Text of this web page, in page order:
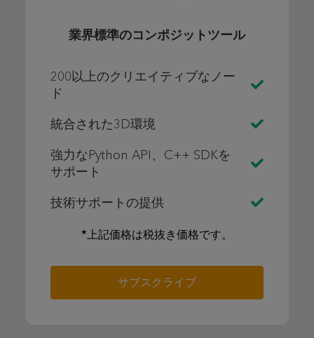
業界標準のコンポジットツール
200以上のクリエイティブなノー
ド
統合された3D環境
強力なPython API、C++ SDKを
サポート
技術サポートの提供
*上記価格は税抜き価格です。
サブスクライブ